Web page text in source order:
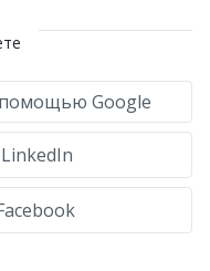
помощью Google